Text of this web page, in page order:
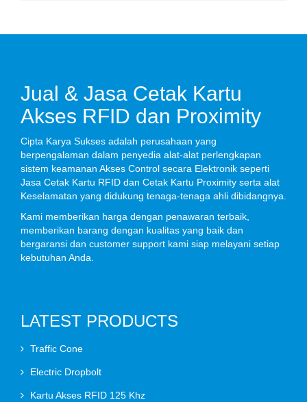
Jual & Jasa Cetak Kartu
Akses RFID dan Proximity
Cipta Karya Sukses adalah perusahaan yang
berpengalaman dalam penyedia alat-alat perlengkapan
sistem keamanan Akses Control secara Elektronik seperti
Jasa Cetak Kartu RFID dan Cetak Kartu Proximity serta alat
Keselamatan yang didukung tenaga-tenaga ahli dibidangnya.
Kami memberikan harga dengan penawaran terbaik,
memberikan barang dengan kualitas yang baik dan
bergaransi dan customer support kami siap melayani setiap
kebutuhan Anda.
LATEST PRODUCTS
Traffic Cone
Electric Dropbolt
Kartu Akses RFID 125 Khz